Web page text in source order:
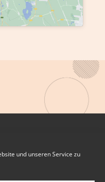
und unseren Service zu